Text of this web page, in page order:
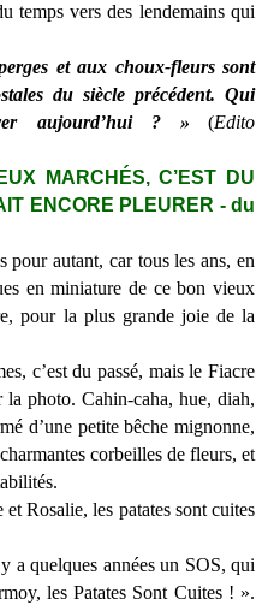
temps vers des lendemains qui
et aux choux-fleurs sont
du siècle précédent. Qui
aujourd’hui ? »
(Edito
MARCHÉS, C’EST DU
ENCORE PLEURER - du
pour autant, car tous les ans, en
en miniature de ce bon vieux
pour la plus grande joie de la
c’est du passé, mais le Fiacre
la photo. Cahin-caha, hue, diah,
d’une petite bêche mignonne,
corbeilles de fleurs, et
Rosalie, les patates sont cuites
quelques années un SOS, qui
les Patates Sont Cuites ! ».